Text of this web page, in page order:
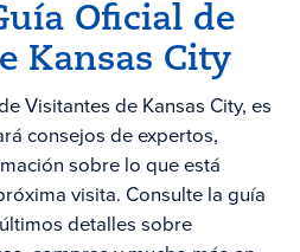
Oficial de
Kansas City
Visitantes de Kansas City, es
consejos de expertos,
sobre lo que está
visita. Consulte la guía
detalles sobre